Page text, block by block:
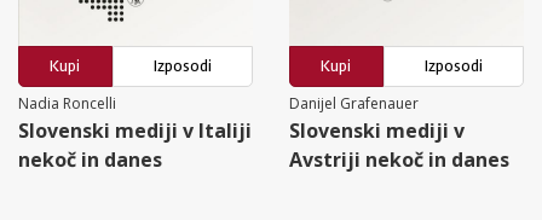
Kupi
Izposodi
Nadia Roncelli
Slovenski mediji v Italiji
nekoč in danes
Kupi
Izposodi
Danijel Grafenauer
Slovenski mediji v
Avstriji nekoč in danes